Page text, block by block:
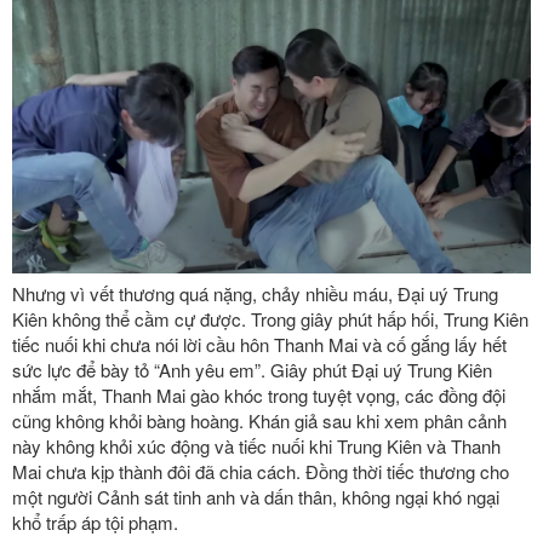
Nhưng vì vết thương quá nặng, chảy nhiều máu, Đại uý Trung
Kiên không thể cầm cự được. Trong giây phút hấp hối, Trung Kiên
tiếc nuối khi chưa nói lời cầu hôn Thanh Mai và cố gắng lấy hết
sức lực để bày tỏ “Anh yêu em”. Giây phút Đại uý Trung Kiên
nhắm mắt, Thanh Mai gào khóc trong tuyệt vọng, các đồng đội
cũng không khỏi bàng hoàng. Khán giả sau khi xem phân cảnh
này không khỏi xúc động và tiếc nuối khi Trung Kiên và Thanh
Mai chưa kịp thành đôi đã chia cách. Đồng thời tiếc thương cho
một người Cảnh sát tinh anh và dấn thân, không ngại khó ngại
khổ trấp áp tội phạm.